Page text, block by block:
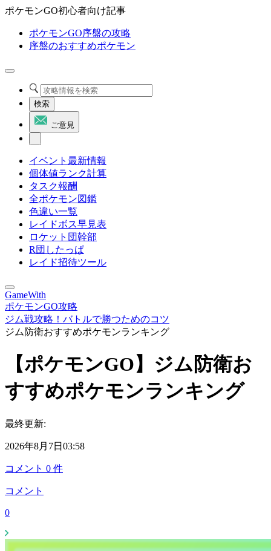
ポケモンGO初心者向け記事
ポケモンGO序盤の攻略
序盤のおすすめポケモン
検索
ご意見
イベント最新情報
個体値ランク計算
タスク報酬
全ポケモン図鑑
色違い一覧
レイドボス早見表
ロケット団幹部
R団したっぱ
レイド招待ツール
GameWith
ポケモンGO攻略
ジム戦攻略！バトルで勝つためのコツ
ジム防衛おすすめポケモンランキング
【ポケモンGO】ジム防衛お
すすめポケモンランキング
最終更新:
2026年8月7日03:58
コメント 0 件
コメント
0